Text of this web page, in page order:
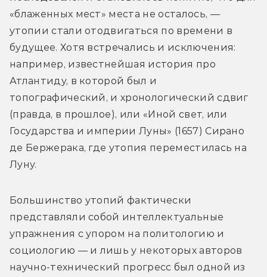
«блаженных мест» места не осталось, —
утопии стали отодвигаться по времени в
будущее. Хотя встречались и исключения:
например, известнейшая история про
Атлантиду, в которой был и
топографический, и хронологический сдвиг
(правда, в прошлое), или «Иной свет, или
Государства и империи Луны» (1657) Сирано
де Бержерака, где утопия переместилась на
Луну.
Большинство утопий фактически
представляли собой интеллектуальные
упражнения с упором на политологию и
социологию — и лишь у некоторых авторов
научно-технический прогресс был одной из